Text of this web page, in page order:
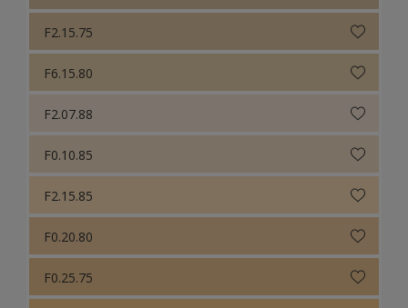
F2.15.75
F6.15.80
F2.07.88
F0.10.85
F2.15.85
F0.20.80
F0.25.75